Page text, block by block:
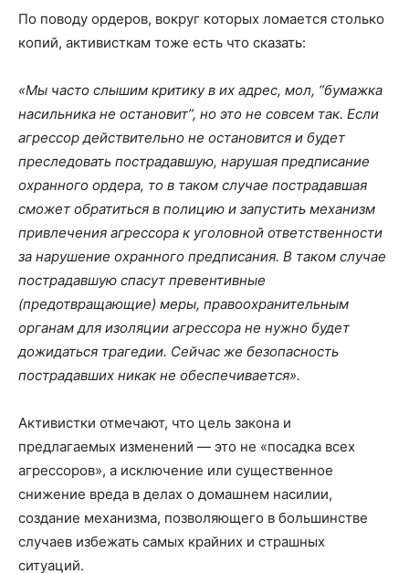
По поводу ордеров, вокруг которых ломается столько
копий, активисткам тоже есть что сказать:
«Мы часто слышим критику в их адрес, мол, “бумажка
насильника не остановит”, но это не совсем так. Если
агрессор действительно не остановится и будет
преследовать пострадавшую, нарушая предписание
охранного ордера, то в таком случае пострадавшая
сможет обратиться в полицию и запустить механизм
привлечения агрессора к уголовной ответственности
за нарушение охранного предписания. В таком случае
пострадавшую спасут превентивные
(предотвращающие) меры, правоохранительным
органам для изоляции агрессора не нужно будет
дожидаться трагедии. Сейчас же безопасность
пострадавших никак не обеспечивается».
Активистки отмечают, что цель закона и
предлагаемых изменений — это не «посадка всех
агрессоров», а исключение или существенное
снижение вреда в делах о домашнем насилии,
создание механизма, позволяющего в большинстве
случаев избежать самых крайних и страшных
ситуаций.